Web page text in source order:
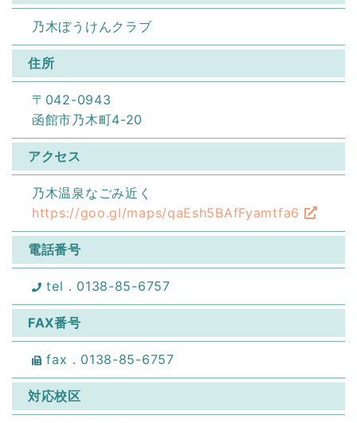
乃木ぼうけんクラブ
住所
〒042-0943
函館市乃木町4-20
アクセス
乃木温泉なごみ近く
https://goo.gl/maps/qaEsh5BAfFyamtfa6
電話番号
tel．0138-85-6757
FAX番号
fax．0138-85-6757
対応校区